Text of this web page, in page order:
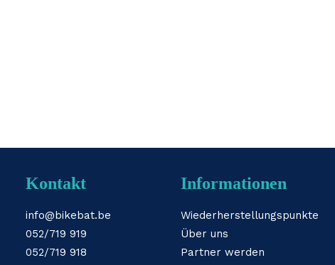
Kontakt
info@bikebat.be
052/719 919
052/719 918
Informationen
Wiederherstellungspunkte
Über uns
Partner werden